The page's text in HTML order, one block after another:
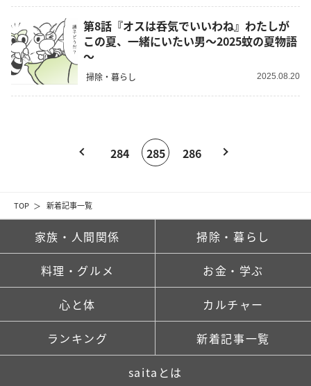
TOP 新着記事一覧
第8話『オスは呑気でいいわね』わたしが
この夏、一緒にいたい男～2025蚊の夏物語
～
掃除・暮らし 2025.08.20
284 285 286
家族・人間関係 掃除・暮らし
料理・グルメ お金・学ぶ
心と体 カルチャー
ランキング 新着記事一覧
saitaとは